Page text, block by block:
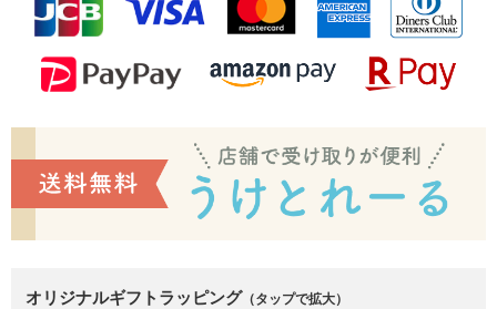
オリジナルギフトラッピング （タップで拡大）